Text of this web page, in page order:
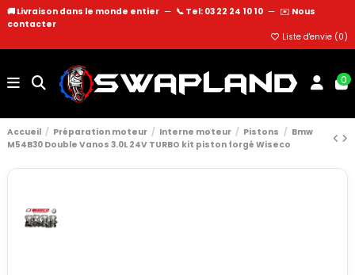
🚚 Livraison dans le monde entier — 📞 Tel: 03 22 24 10 10 — ✉️ Nous
contacter
Liste d'envie (0)
0
Accueil Préparation moteur Interne moteur Pistons
Bmw
M54B30 Double Vanos 3.0L 24V TURBO kit piston forgé Wiseco